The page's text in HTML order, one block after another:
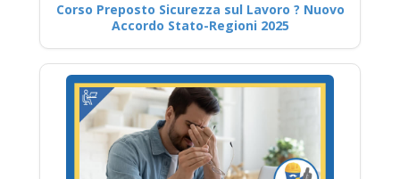
Corso Preposto Sicurezza sul Lavoro ? Nuovo
Accordo Stato-Regioni 2025